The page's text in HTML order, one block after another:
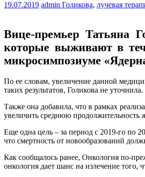
19.07.2019 admin Голикова, лучевая
Вице-премьер Татьяна
которые выживают в
микросимпозиуме
По ее словам, увеличение данной
таких результатов, Голикова не уточнила.
Также она добавила, что в рамках
увеличить среднюю продолжительность
Еще одна цель – за период с 2019-го по
что смертность от новообразований
Как сообщалось ранее, Онкология по-
онкология дает шанс на излечение того,